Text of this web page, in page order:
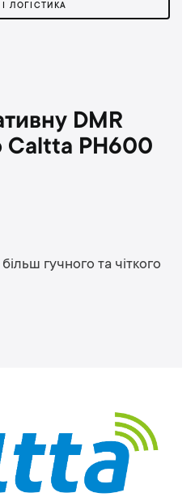
ЛОГІСТИКА
DMR
Caltta PH600
гучного та чіткого